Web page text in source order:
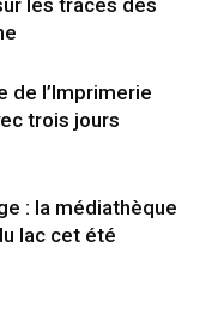
de l’Imprimerie
trois jours
: la médiathèque
lac cet été